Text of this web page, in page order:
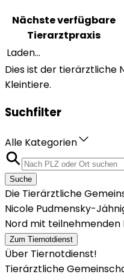
Nächste verfügbare
Tierarztpraxis
Laden...
Dies ist der tierärztliche
Kleintiere.
Suchfilter
Alle Kategorien
Suche
Die Tierärztliche
Nicole Pudmensky-
Nord mit teilnehmenden
Zum Tiernotdienst
Über Tiernotdienst!
Tierärztliche